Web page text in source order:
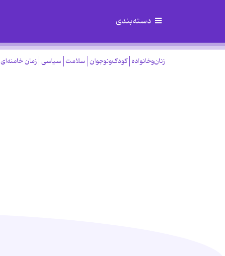
دسته‌بندی
زنان‌وخانواده کودک‌ونوجوان سلامت سیاسی زمان خامنه‌ای